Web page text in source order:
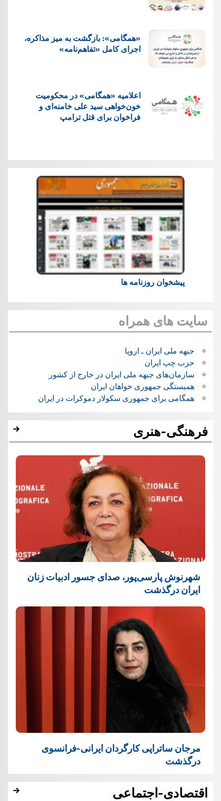
«همگامی»: بازگشت به میز مذاکره،
اجرای کامل «تفاهم‌نامه»
اعلامیه «همگامی» در محکومیت
خون‌خواهی سید علی خامنه‌ای و
فراخوان برای قتل ترامپ
پیشخوان روزنامه ها
سایت های همراه
جبهه ملی ایران ـ اروپا
حزب چپ ایران
سازمان‌های جبهه ملی ایران در خارج از کشور
همبستگی جمهوری خواهان ایران
همگامی برای جمهوری سکولار دموکرات در ایران
فرهنگی-هنری
شهرنوش پارسی‌پور، صدای جسور ادبیات زنان
ایران درگذشت
مرجان ساتراپی کارگردان ایرانی-فرانسوی
درگذشت
اقتصادی-اجتماعی